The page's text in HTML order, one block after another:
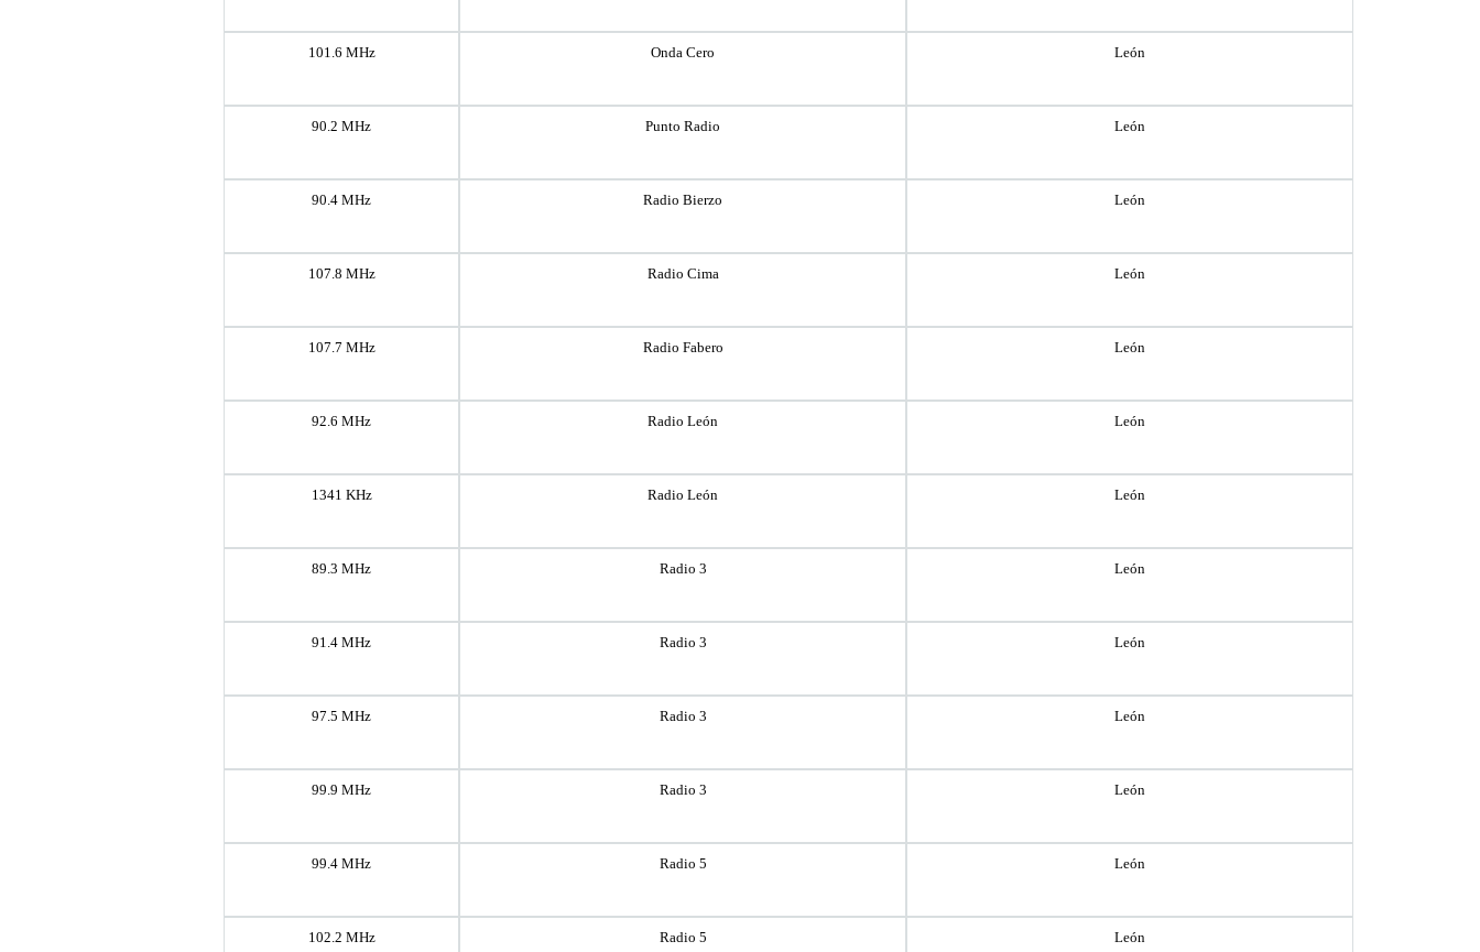
101.6 MHz Onda Cero León
90.2 MHz Punto Radio León
90.4 MHz Radio Bierzo León
107.8 MHz Radio Cima León
107.7 MHz Radio Fabero León
92.6 MHz Radio León León
1341 KHz Radio León León
89.3 MHz Radio 3 León
91.4 MHz Radio 3 León
97.5 MHz Radio 3 León
99.9 MHz Radio 3 León
99.4 MHz Radio 5 León
102.2 MHz Radio 5 León